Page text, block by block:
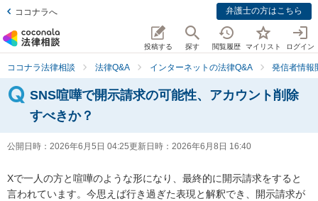
ココナラへ 弁護士の方はこちら
投稿する 探す 閲覧履歴 マイリスト ログイン
ココナラ法律相談 法律Q&A インターネットの法律Q&A 発信者情報
SNS喧嘩で開示請求の可能性、アカウント削除
すべきか？
公開日時： 2026年6月5日 04:25更新日時： 2026年6月8日 16:40
Xで一人の方と喧嘩のような形になり、最終的に開示請求をすると
言われています。今思えば行き過ぎた表現と解釈でき、開示請求が